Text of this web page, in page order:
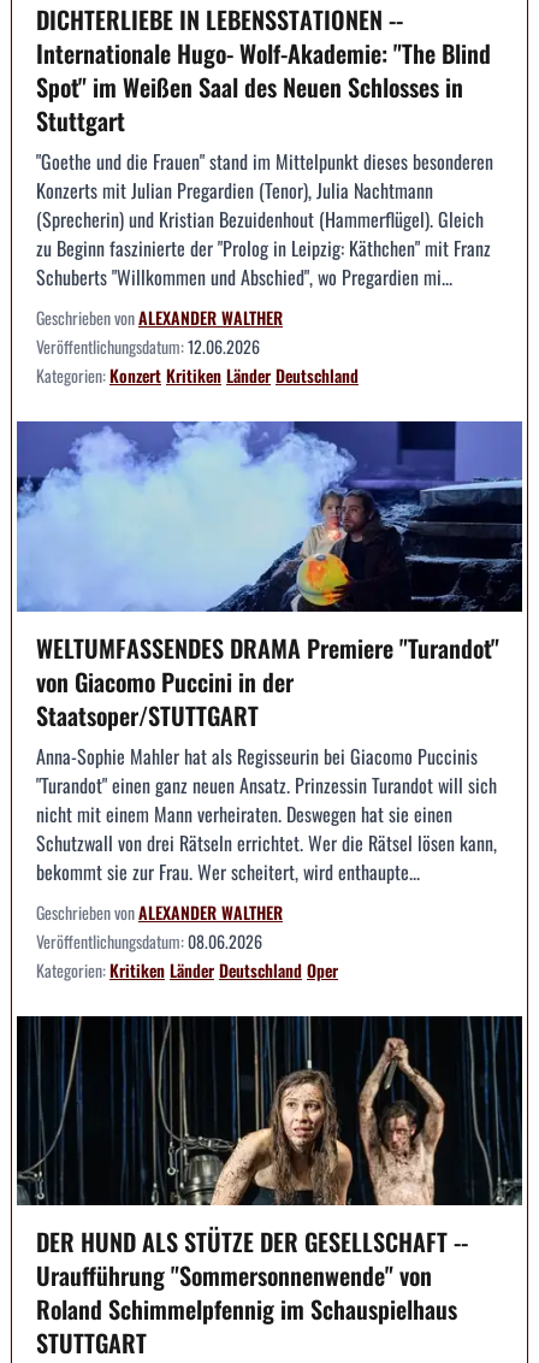
DICHTERLIEBE IN LEBENSSTATIONEN --
Internationale Hugo- Wolf-Akademie: "The Blind
Spot" im Weißen Saal des Neuen Schlosses in
Stuttgart
"Goethe und die Frauen" stand im Mittelpunkt dieses besonderen
Konzerts mit Julian Pregardien (Tenor), Julia Nachtmann
(Sprecherin) und Kristian Bezuidenhout (Hammerflügel). Gleich
zu Beginn faszinierte der "Prolog in Leipzig: Käthchen" mit Franz
Schuberts "Willkommen und Abschied", wo Pregardien mi...
Geschrieben vonALEXANDER WALTHER
Veröffentlichungsdatum:12.06.2026
Kategorien:KonzertKritikenLänderDeutschland
WELTUMFASSENDES DRAMA Premiere "Turandot"
von Giacomo Puccini in der
Staatsoper/STUTTGART
Anna-Sophie Mahler hat als Regisseurin bei Giacomo Puccinis
"Turandot" einen ganz neuen Ansatz. Prinzessin Turandot will sich
nicht mit einem Mann verheiraten. Deswegen hat sie einen
Schutzwall von drei Rätseln errichtet. Wer die Rätsel lösen kann,
bekommt sie zur Frau. Wer scheitert, wird enthaupte...
Geschrieben vonALEXANDER WALTHER
Veröffentlichungsdatum:08.06.2026
Kategorien:KritikenLänderDeutschlandOper
DER HUND ALS STÜTZE DER GESELLSCHAFT --
Uraufführung "Sommersonnenwende" von
Roland Schimmelpfennig im Schauspielhaus
STUTTGART